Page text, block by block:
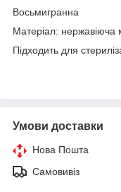
Восьмигранна
Матеріал: нержавіюча
Підходить для
Умови доставки
Нова Пошта
Самовивіз